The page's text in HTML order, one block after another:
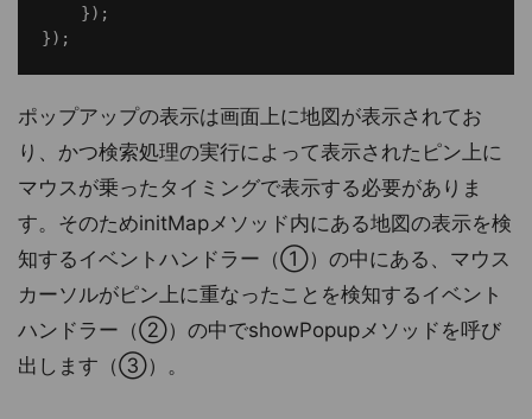
    });
ポップアップの表示は画面上に地図が表示されてお
り、かつ検索処理の実行によって表示されたピン上に
マウスが乗ったタイミングで表示する必要がありま
す。そのためinitMapメソッド内にある地図の表示を検
知するイベントハンドラー（①）の中にある、マウス
カーソルがピン上に重なったことを検知するイベント
ハンドラー（②）の中でshowPopupメソッドを呼び
出します（③）。